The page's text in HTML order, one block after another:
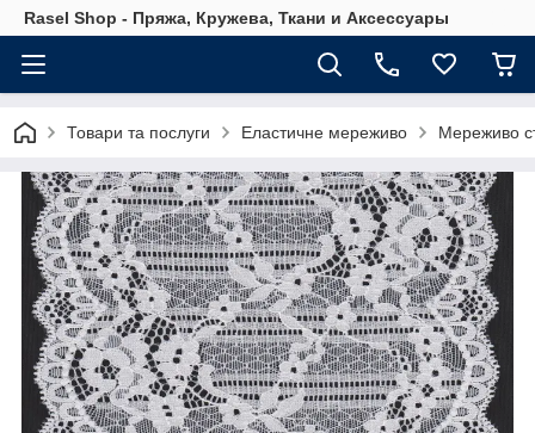
Rasel Shop - Пряжа, Кружева, Ткани и Аксессуары
Товари та послуги Еластичне мереживо Мереживо